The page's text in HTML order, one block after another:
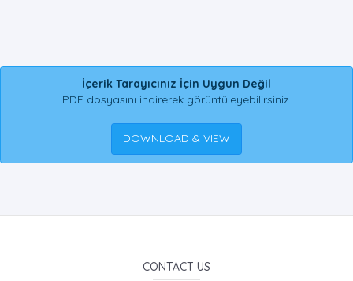
İçerik Tarayıcınız İçin Uygun Değil
PDF dosyasını indirerek görüntüleyebilirsiniz.
DOWNLOAD & VIEW
CONTACT US